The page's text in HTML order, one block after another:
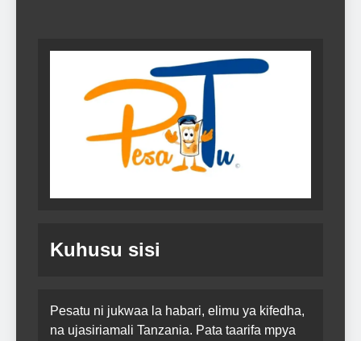
Kuhusu sisi
Pesatu ni jukwaa la habari, elimu ya kifedha,
na ujasiriamali Tanzania. Pata taarifa mpya